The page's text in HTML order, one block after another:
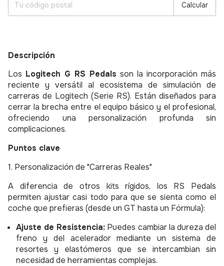
Calcular
Descripción
Los Logitech G RS Pedals son la incorporación más
reciente y versátil al ecosistema de simulación de
carreras de Logitech (Serie RS). Están diseñados para
cerrar la brecha entre el equipo básico y el profesional,
ofreciendo una personalización profunda sin
complicaciones.
Puntos clave
1. Personalización de "Carreras Reales"
A diferencia de otros kits rígidos, los RS Pedals
permiten ajustar casi todo para que se sienta como el
coche que prefieras (desde un GT hasta un Fórmula):
Ajuste de Resistencia: Puedes cambiar la dureza del
freno y del acelerador mediante un sistema de
resortes y elastómeros que se intercambian sin
necesidad de herramientas complejas.